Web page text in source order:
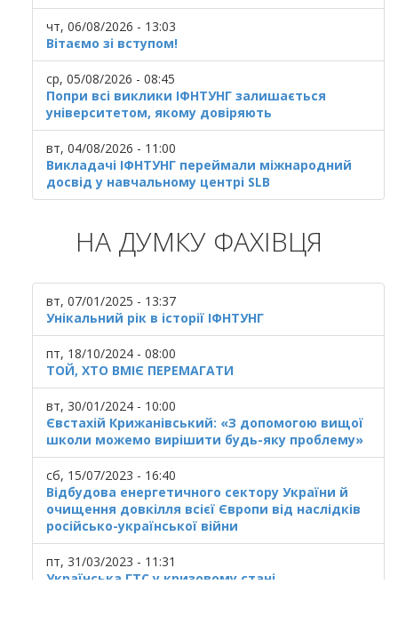
чт, 06/08/2026 - 13:03
Вітаємо зі вступом!
ср, 05/08/2026 - 08:45
Попри всі виклики ІФНТУНГ залишається
університетом, якому довіряють
вт, 04/08/2026 - 11:00
Викладачі ІФНТУНГ переймали міжнародний
досвід у навчальному центрі SLB
НА ДУМКУ ФАХІВЦЯ
вт, 07/01/2025 - 13:37
Унікальний рік в історії ІФНТУНГ
пт, 18/10/2024 - 08:00
ТОЙ, ХТО ВМІЄ ПЕРЕМАГАТИ
вт, 30/01/2024 - 10:00
Євстахій Крижанівський: «З допомогою вищої
школи можемо вирішити будь-яку проблему»
сб, 15/07/2023 - 16:40
Відбудова енергетичного сектору України й
очищення довкілля всієї Європи від наслідків
російсько-української війни
пт, 31/03/2023 - 11:31
Українська ГТС у кризовому стані